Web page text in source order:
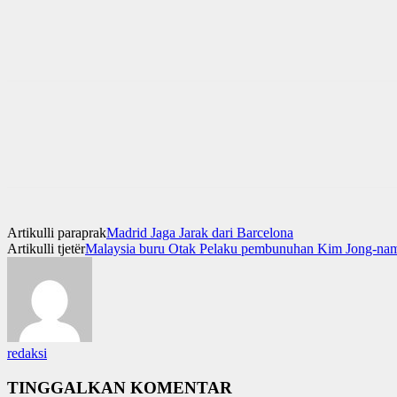
Artikulli paraprakMadrid Jaga Jarak dari Barcelona
Artikulli tjetërMalaysia buru Otak Pelaku pembunuhan Kim Jong-
redaksi
TINGGALKAN KOMENTAR